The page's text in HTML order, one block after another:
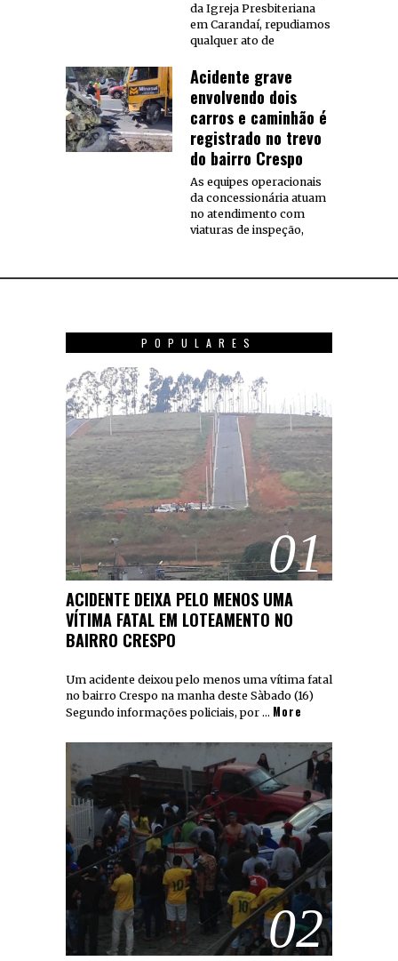
da Igreja Presbiteriana
em Carandaí, repudiamos
qualquer ato de
Acidente grave
envolvendo dois
carros e caminhão é
registrado no trevo
do bairro Crespo
As equipes operacionais
da concessionária atuam
no atendimento com
viaturas de inspeção,
POPULARES
01
ACIDENTE DEIXA PELO MENOS UMA
VÍTIMA FATAL EM LOTEAMENTO NO
BAIRRO CRESPO
Um acidente deixou pelo menos uma vítima fatal
no bairro Crespo na manha deste Sàbado (16)
Segundo informações policiais, por … More
02